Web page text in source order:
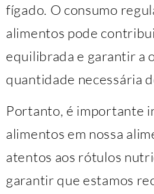
fígado. O consumo
alimentos pode
equilibrada e garantir a
quantidade necessária
Portanto, é importante
alimentos em nossa
atentos aos rótulos
garantir que estamos